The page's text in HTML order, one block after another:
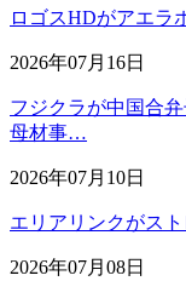
ロゴスHDがアエラ
2026年07月16日
フジクラが中国合
母材事…
2026年07月10日
エリアリンクがス
2026年07月08日